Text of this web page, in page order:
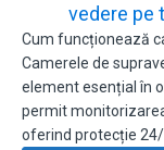
vedere pe
Cum funcționează
Camerele de
element esențial în
permit
oferind protecție